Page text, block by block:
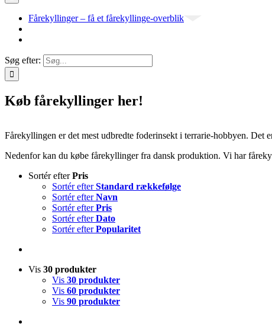
Fårekyllinger – få et fårekyllinge-overblik
Søg efter:
Køb fårekyllinger her!
Fårekyllingen er det mest udbredte foderinsekt i terrarie-hobbyen.
Nedenfor kan du købe fårekyllinger fra dansk produktion. Vi har
Sortér efterPris
Sortér efterStandard rækkefølge
Sortér efterNavn
Sortér efterPris
Sortér efterDato
Sortér efterPopularitet
Vis 30 produkter
Vis 30 produkter
Vis 60 produkter
Vis 90 produkter